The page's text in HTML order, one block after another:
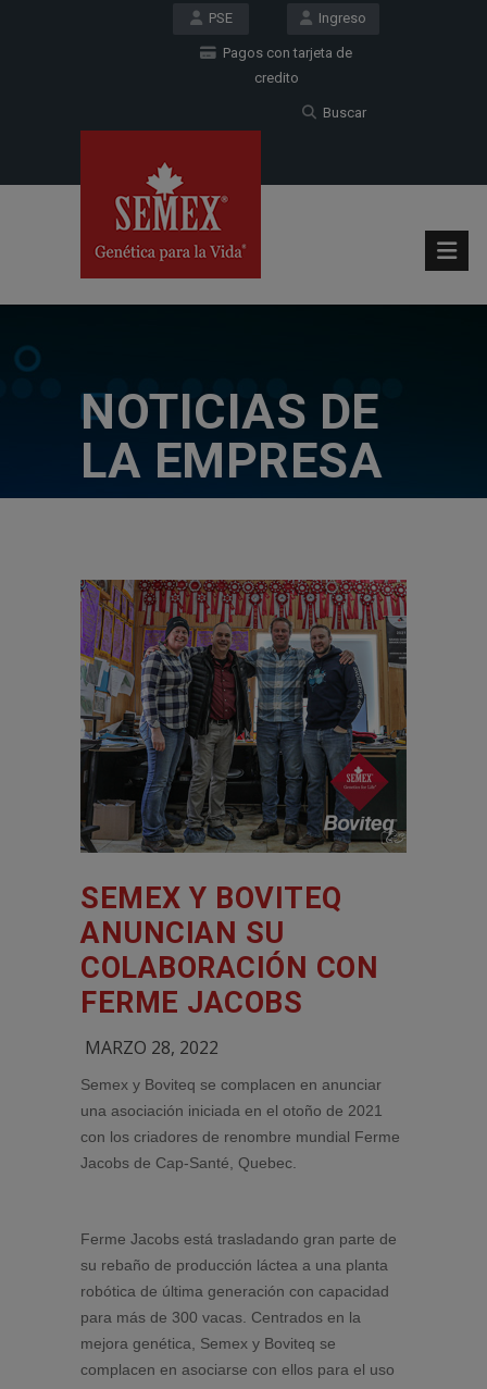
Ingreso
PSE
Pagos con tarjeta de
credito
Buscar
NOTICIAS DE
LA EMPRESA
SEMEX Y BOVITEQ
ANUNCIAN SU
COLABORACIÓN CON
FERME JACOBS
MARZO 28, 2022
Semex y Boviteq se complacen en anunciar
una asociación iniciada en el otoño de 2021
con los criadores de renombre mundial Ferme
Jacobs de Cap-Santé, Quebec.
Ferme Jacobs está trasladando gran parte de
su rebaño de producción láctea a una planta
robótica de última generación con capacidad
para más de 300 vacas. Centrados en la
mejora genética, Semex y Boviteq se
complacen en asociarse con ellos para el uso